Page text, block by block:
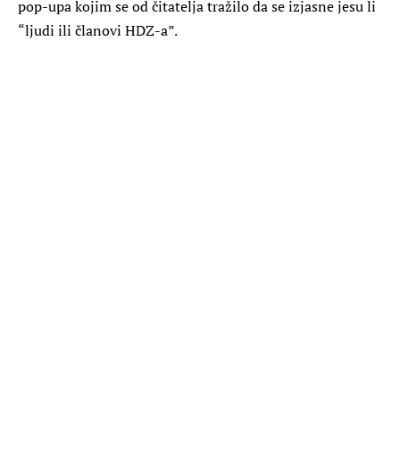
pop-upa kojim se od čitatelja tražilo da se izjasne jesu li
“ljudi ili članovi HDZ-a”.